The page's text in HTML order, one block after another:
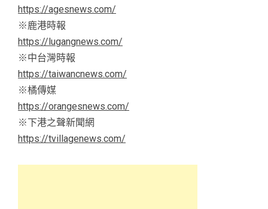
https://agesnews.com/
※鹿港時報
https://lugangnews.com/
※中台灣時報
https://taiwancnews.com/
※橘傳媒
https://orangesnews.com/
※下港之聲新聞網
https://tvillagenews.com/